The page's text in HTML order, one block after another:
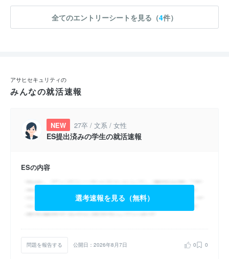
全てのエントリーシートを見る（4件）
アサヒセキュリティの
みんなの就活速報
NEW 27卒 / 文系 / 女性
ES提出済みの学生の就活速報
ESの内容
選考速報を見る（無料）
問題を報告する 公開日：2026年8月7日 0 0